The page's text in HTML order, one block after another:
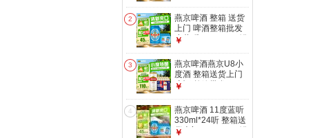
2
燕京啤酒 整箱 送货
上门 啤酒整箱批发
小蓝听 330mL 24罐
￥
3
燕京啤酒燕京U8小
度酒 整箱送货上门
啤酒 整箱批发
￥
4
燕京啤酒 11度蓝听
330ml*24听 整箱送
货上门 330mL 24罐
￥